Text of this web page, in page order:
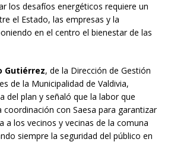
los desafíos energéticos requiere un
el Estado, las empresas y la
en el centro el bienestar de las
Gutiérrez, de la Dirección de Gestión
de la Municipalidad de Valdivia,
del plan y señaló que la labor que
coordinación con Saesa para garantizar
a los vecinos y vecinas de la comuna
siempre la seguridad del público en